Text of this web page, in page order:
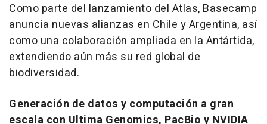
Como parte del lanzamiento del Atlas, Basecamp
anuncia nuevas alianzas en Chile y Argentina, así
como una colaboración ampliada en la Antártida,
extendiendo aún más su red global de
biodiversidad.
Generación de datos y computación a gran
escala con Ultima Genomics, PacBio y NVIDIA